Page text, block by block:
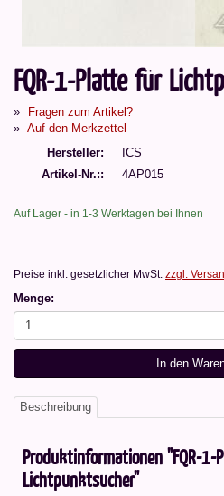
FQR-1-Platte für
Fragen zum Artikel?
Auf den Merkzettel
Hersteller
ICS
Artikel-Nr.:
4AP015
Auf Lager - in 1-3 Werktagen bei Ihnen
Preise inkl. gesetzlicher MwSt. zzgl.
Menge:
1
In den
Beschreibung
Produktinformationen "FQR-1-
Lichtpunktsucher"